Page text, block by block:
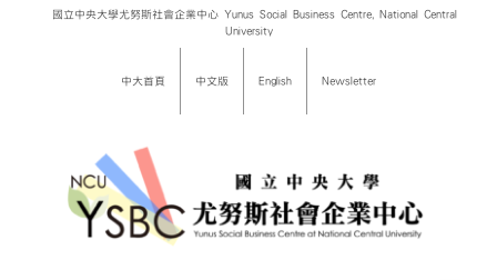
國立中央大學尤努斯社會企業中心 Yunus Social Business Centre, National Central
University
中大首頁 中文版 English Newsletter